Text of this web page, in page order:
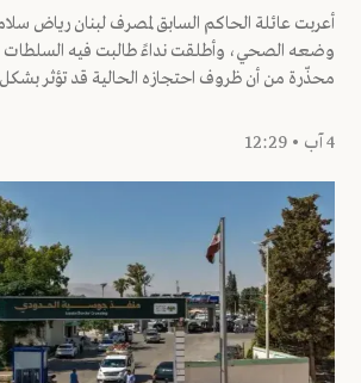
أعربت عائلة الحاكم السابق لمصرف لبنان رياض
وضعه الصحي، وأطلقت نداءً طالبت فيه السلطات
محذّرة من أن ظروف احتجازه الحالية قد تؤثر
4 آب • 12:29